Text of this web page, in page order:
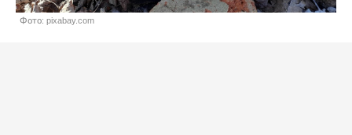
Фото: pixabay.com